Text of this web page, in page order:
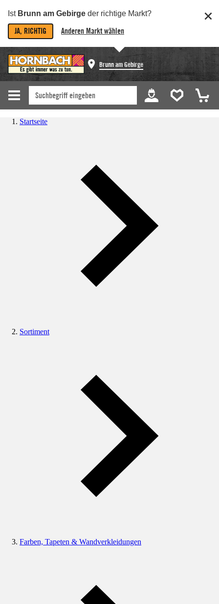
Ist Brunn am Gebirge der richtige Markt?
JA, RICHTIG Anderen Markt wählen
Brunn am Gebirge
Startseite
Sortiment
Farben, Tapeten & Wandverkleidungen